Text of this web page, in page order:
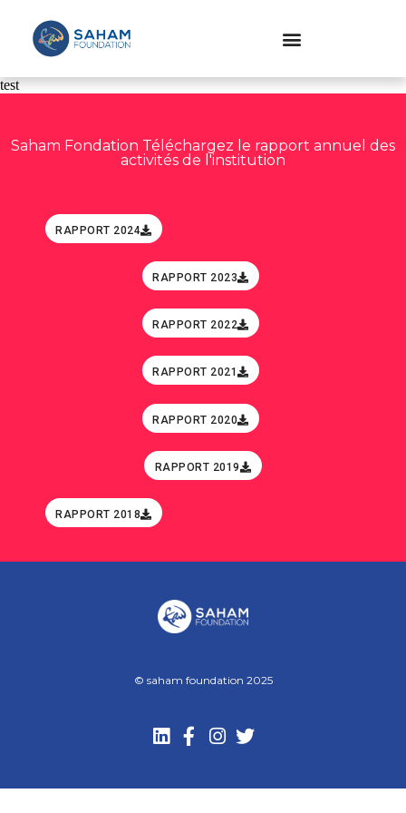
test
Saham Fondation Téléchargez le rapport annuel des
activités de l'institution
RAPPORT 2024
RAPPORT 2023
RAPPORT 2022
RAPPORT 2021
RAPPORT 2020
RAPPORT 2019
RAPPORT 2018
© saham foundation 2025